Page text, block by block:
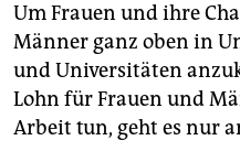
Um Frauen und ihre
Männer ganz oben in
und Universitäten
Lohn für Frauen und
Arbeit tun, geht es nur